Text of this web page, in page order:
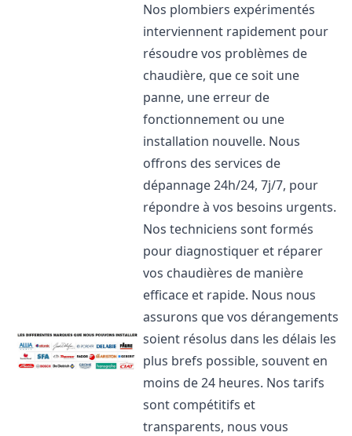
Nos plombiers expérimentés
interviennent rapidement pour
résoudre vos problèmes de
chaudière, que ce soit une
panne, une erreur de
fonctionnement ou une
installation nouvelle. Nous
offrons des services de
dépannage 24h/24, 7j/7, pour
répondre à vos besoins urgents.
Nos techniciens sont formés
pour diagnostiquer et réparer
vos chaudières de manière
efficace et rapide. Nous nous
assurons que vos dérangements
soient résolus dans les délais les
plus brefs possible, souvent en
moins de 24 heures. Nos tarifs
sont compétitifs et
transparents, nous vous